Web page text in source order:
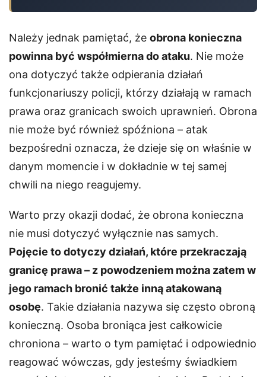
Należy jednak pamiętać, że obrona konieczna
powinna być współmierna do ataku. Nie może
ona dotyczyć także odpierania działań
funkcjonariuszy policji, którzy działają w ramach
prawa oraz granicach swoich uprawnień. Obrona
nie może być również spóźniona – atak
bezpośredni oznacza, że dzieje się on właśnie w
danym momencie i w dokładnie w tej samej
chwili na niego reagujemy.
Warto przy okazji dodać, że obrona konieczna
nie musi dotyczyć wyłącznie nas samych.
Pojęcie to dotyczy działań, które przekraczają
granicę prawa – z powodzeniem można zatem w
jego ramach bronić także inną atakowaną
osobę. Takie działania nazywa się często obroną
konieczną. Osoba broniąca jest całkowicie
chroniona – warto o tym pamiętać i odpowiednio
reagować wówczas, gdy jesteśmy świadkiem